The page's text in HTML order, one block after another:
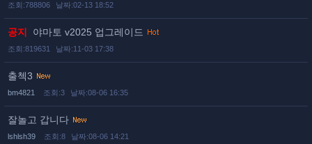
조회:788806 날짜:02-13 18:52
공지 야마토 v2025 업그레이드
조회:819631 날짜:11-03 17:38
출첵3
bm4821 조회:3 날짜:08-06 16:35
잘놀고 갑니다
lshlsh39 조회:8 날짜:08-06 14:21